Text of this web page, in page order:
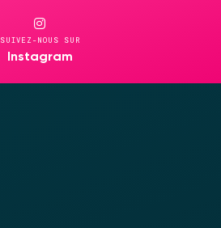
SUIVEZ-NOUS SUR
Instagram